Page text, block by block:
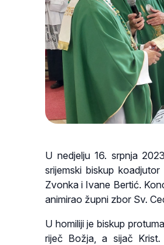
U nedjelju 16. srpnja
srijemski biskup
Zvonka i Ivane Bertić.
animirao župni zbor Sv.
U homiliji je biskup
riječ Božja, a sijač